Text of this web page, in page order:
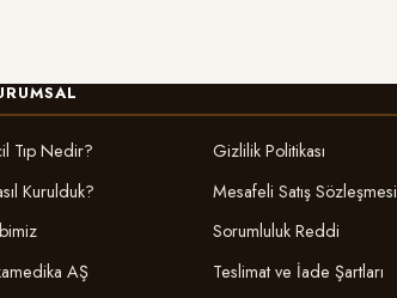
Tıp Nedir?
Kurulduk?
AŞ
Gizlilik Politikası
Mesafeli Satış Sözleşmesi
Sorumluluk Reddi
Teslimat ve İade Şartları